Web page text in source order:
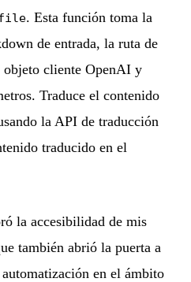
. Esta función toma la
de entrada, la ruta de
cliente OpenAI y
Traduce el contenido
la API de traducción
traducido en el
la accesibilidad de mis
también abrió la puerta a
en el ámbito